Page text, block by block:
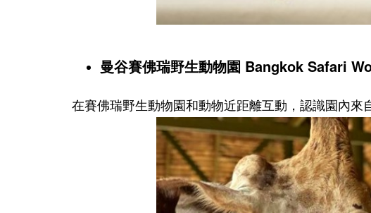
曼谷賽佛瑞野生動物園 Bangkok Safari
在賽佛瑞野生動物園和動物近距離互動，認識園內來